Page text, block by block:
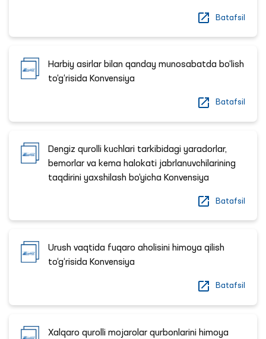
Batafsil
Harbiy asirlar bilan qanday munosabatda bo‘lish
to‘g‘risida Konvensiya
Batafsil
Dengiz qurolli kuchlari tarkibidagi yaradorlar,
bemorlar va kema halokati jabrlanuvchilarining
taqdirini yaxshilash bo‘yicha Konvensiya
Batafsil
Urush vaqtida fuqaro aholisini himoya qilish
to‘g‘risida Konvensiya
Batafsil
Xalqaro qurolli mojarolar qurbonlarini himoya